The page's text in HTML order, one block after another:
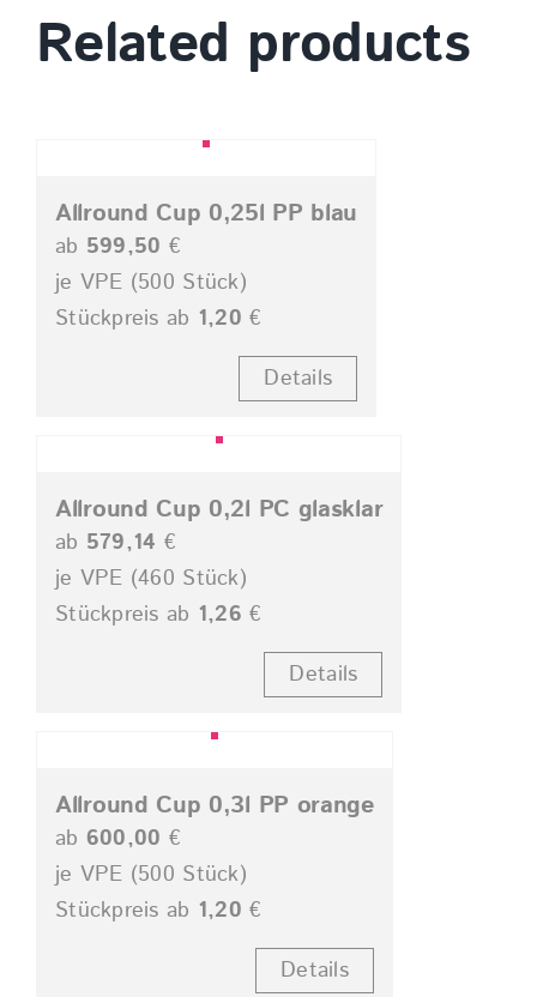
Related products
Allround Cup 0,25l PP blau
ab 599,50 €
je VPE (500 Stück)
Stückpreis ab 1,20 €
Details
Allround Cup 0,2l PC glasklar
ab 579,14 €
je VPE (460 Stück)
Stückpreis ab 1,26 €
Details
Allround Cup 0,3l PP orange
ab 600,00 €
je VPE (500 Stück)
Stückpreis ab 1,20 €
Details